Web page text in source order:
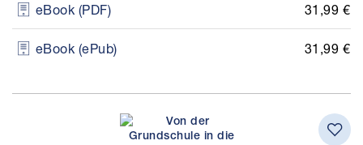
eBook (PDF) 31,99 €
eBook (ePub) 31,99 €